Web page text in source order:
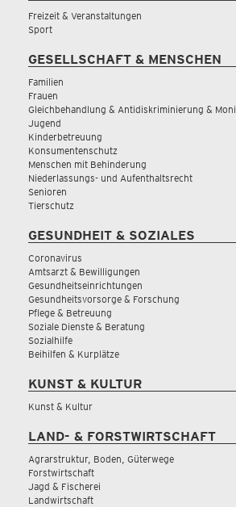
Freizeit & Veranstaltungen
Sport
GESELLSCHAFT & MENSCHEN
Familien
Frauen
Gleichbehandlung & Antidiskriminierung &
Jugend
Kinderbetreuung
Konsumentenschutz
Menschen mit Behinderung
Niederlassungs- und Aufenthaltsrecht
Senioren
Tierschutz
GESUNDHEIT & SOZIALES
Coronavirus
Amtsarzt & Bewilligungen
Gesundheitseinrichtungen
Gesundheitsvorsorge & Forschung
Pflege & Betreuung
Soziale Dienste & Beratung
Sozialhilfe
Beihilfen & Kurplätze
KUNST & KULTUR
Kunst & Kultur
LAND- & FORSTWIRTSCHAFT
Agrarstruktur, Boden, Güterwege
Forstwirtschaft
Jagd & Fischerei
Landwirtschaft